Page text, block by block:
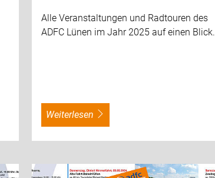
Alle Veranstaltungen und Radtouren des
ADFC Lünen im Jahr 2025 auf einen Blick.
weiterlesen